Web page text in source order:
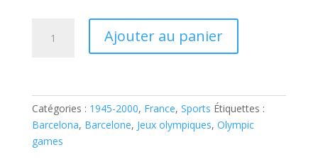
France
Espagne
JO
Ajouter au panier
Catégories : 1945-2000, France, Sports Étiquettes :
Barcelona, Barcelone, Jeux olympiques, Olympic
games